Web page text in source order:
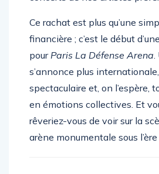
Ce rachat est plus qu’une
financière ; c’est le début
pourParis La Défense Arena.
s’annonce plus
spectaculaire et, on l’espère,
en émotions collectives. Et
rêveriez-vous de voir sur la